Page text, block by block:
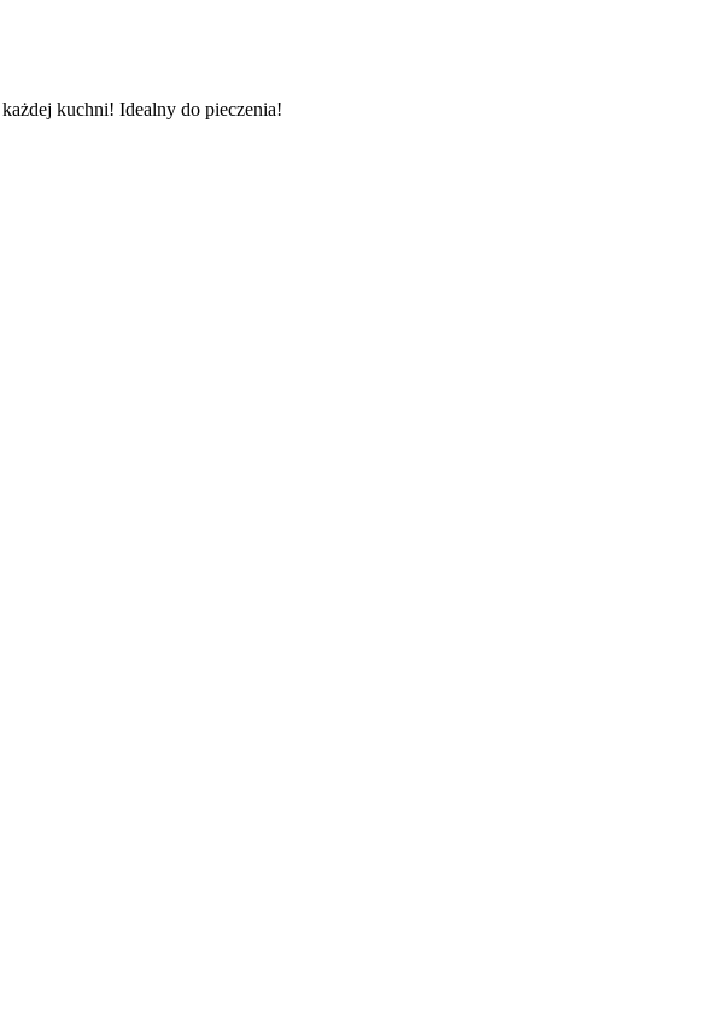
kuchni! Idealny do pieczenia!